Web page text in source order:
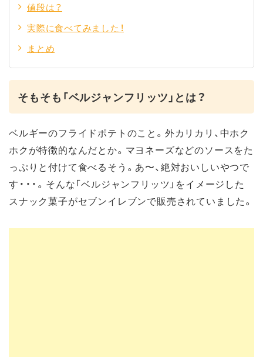
値段は？
実際に食べてみました！
まとめ
そもそも「ベルジャンフリッツ」とは？
ベルギーのフライドポテトのこと。外カリカリ、中ホク
ホクが特徴的なんだとか。マヨネーズなどのソースをた
っぷりと付けて食べるそう。あ〜、絶対おいしいやつで
す・・・。そんな「ベルジャンフリッツ」をイメージした
スナック菓子がセブンイレブンで販売されていました。